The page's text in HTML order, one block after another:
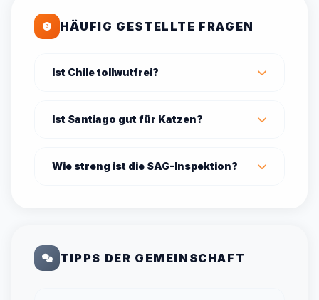
HÄUFIG GESTELLTE FRAGEN
Ist Chile tollwutfrei?
Ist Santiago gut für Katzen?
Wie streng ist die SAG-Inspektion?
TIPPS DER GEMEINSCHAFT